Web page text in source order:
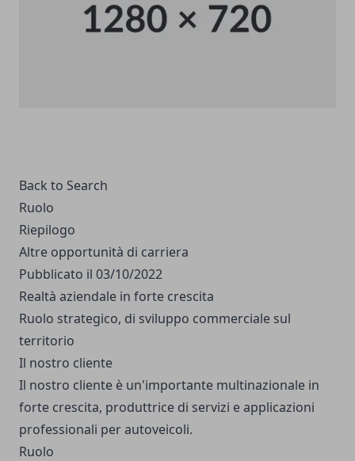
Back to Search
Ruolo
Riepilogo
Altre opportunità di carriera
Pubblicato il 03/10/2022
Realtà aziendale in forte crescita
Ruolo strategico, di sviluppo commerciale sul
territorio
Il nostro cliente
Il nostro cliente è un'importante multinazionale in
forte crescita, produttrice di servizi e applicazioni
professionali per autoveicoli.
Ruolo